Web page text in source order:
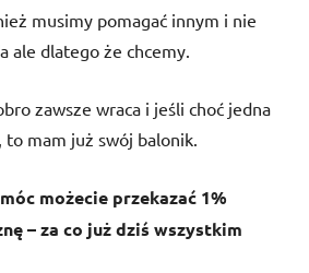
musimy pomagać innym i nie
ale dlatego że chcemy.
zawsze wraca i jeśli choć jedna
to mam już swój balonik.
możecie przekazać 1%
– za co już dziś wszystkim